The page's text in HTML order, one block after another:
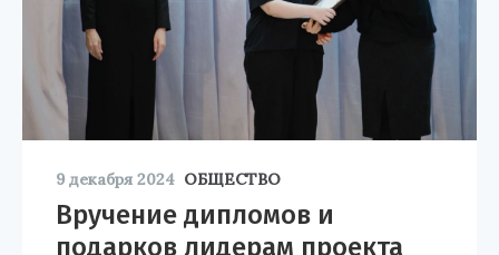
9 декабря 2024 ОБЩЕСТВО
Вручение дипломов и
подарков лидерам проекта